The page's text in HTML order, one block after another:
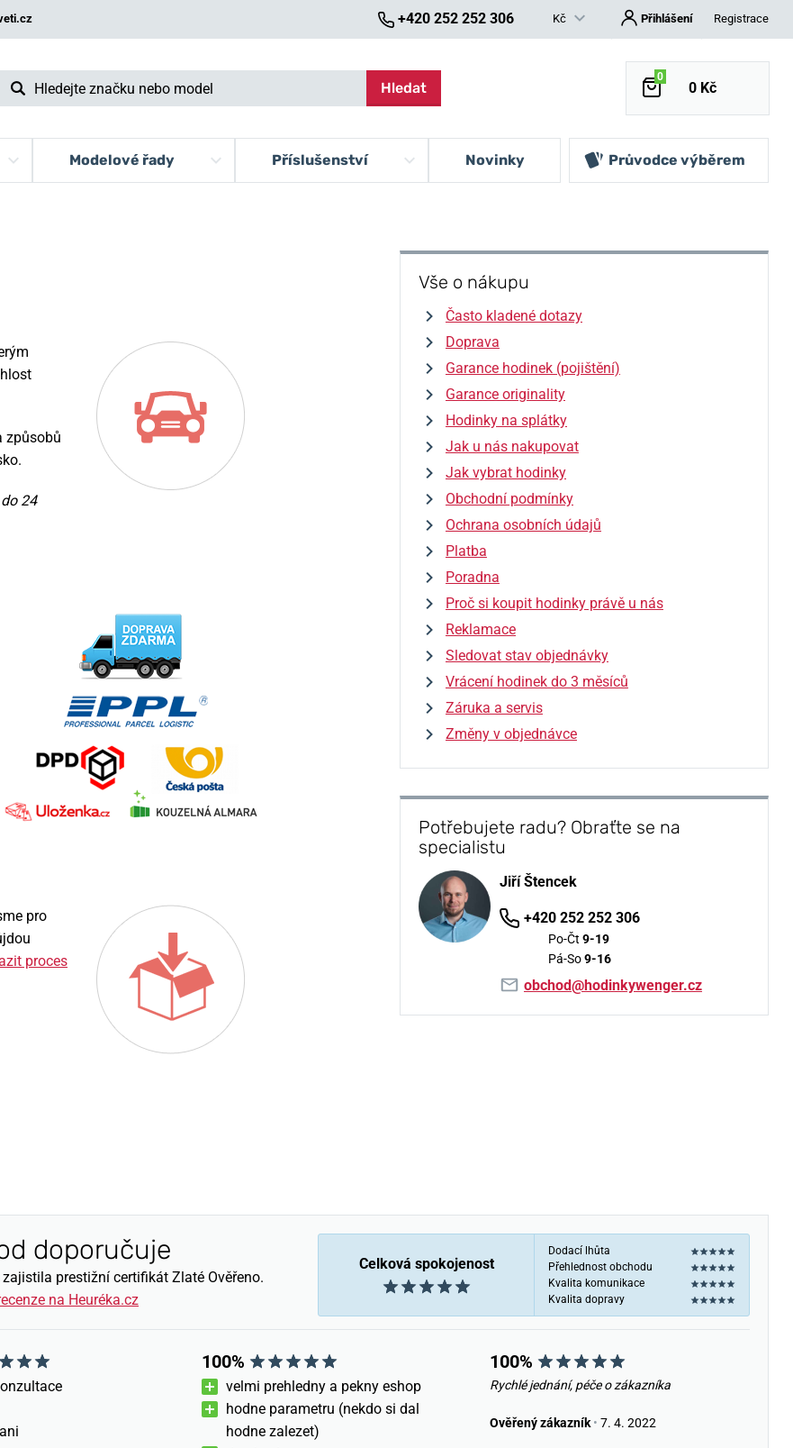
+420 252 252 306 Kč Přihlášení Registrace
Hledat
0
0 Kč
Modelové řady Příslušenství Novinky Průvodce výběrem
způsobů
24
pro
proces
Vše o nákupu
Často kladené dotazy
Doprava
Garance hodinek (pojištění)
Garance originality
Hodinky na splátky
Jak u nás nakupovat
Jak vybrat hodinky
Obchodní podmínky
Ochrana osobních údajů
Platba
Poradna
Proč si koupit hodinky právě u nás
Reklamace
Sledovat stav objednávky
Vrácení hodinek do 3 měsíců
Záruka a servis
Změny v objednávce
Potřebujete radu? Obraťte se na
specialistu
Jiří Štencek
+420 252 252 306
Po-Čt 9-19
Pá-So9-16
obchod@hodinkywenger.cz
Celková spokojenost
Dodací lhůta
Přehlednost obchodu
Kvalita komunikace
Kvalita dopravy
doporučuje
prestižní certifikát Zlaté Ověřeno.
na Heuréka.cz
100%
velmi prehledny a pekny eshop
hodne parametru (nekdo si dal
hodne zalezet)
100%
Rychlé jednání, péče o zákazníka
Ověřený zákazník • 7. 4. 2022